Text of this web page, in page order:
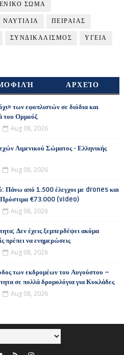
ΣΩΜΑ
ΝΑΥΤΙΛΙΑ ΠΕΙΡΑΙΑΣ
ΣΥΝΔΙΚΑΛΙΣΜΟΣ ΥΓΕΙΑ
ΑΡΧΕΊΟ
των εφοπλιστών σε διόδια και
του Ορμούζ
Aug 08, 2026
Λιμενικού Σώματος - Ελληνικής
Aug 08, 2026
Πάνω από 1.500 έλεγχοι με drones και
Πρόστιμα €73.000 (video)
Aug 08, 2026
Δεν έχεις ξεμπερδέψει ακόμα
πρέπει να ενημερώσεις
Aug 08, 2026
των εκδρομέων του Αυγούστου –
σε πολλά δρομολόγια για Κυκλάδες
Aug 08, 2026